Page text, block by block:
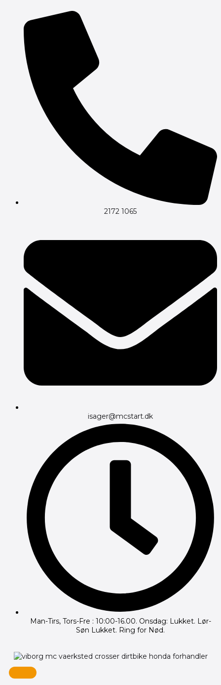
2172 1065
isager@mcstart.dk
Man-Tirs, Tors-Fre : 10:00-16.00. Onsdag: Lukket. Lør-
Søn Lukket. Ring for Nød.